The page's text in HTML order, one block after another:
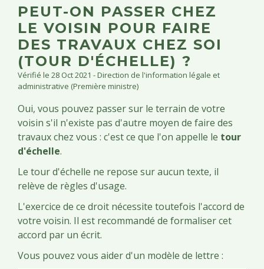
PEUT-ON PASSER CHEZ
LE VOISIN POUR FAIRE
DES TRAVAUX CHEZ SOI
(TOUR D'ÉCHELLE) ?
Vérifié le 28 Oct 2021 - Direction de l'information légale et
administrative (Première ministre)
Oui, vous pouvez passer sur le terrain de votre
voisin s'il n'existe pas d'autre moyen de faire des
travaux chez vous : c'est ce que l'on appelle le tour
d'échelle.
Le tour d'échelle ne repose sur aucun texte, il
relève de règles d'usage.
L'exercice de ce droit nécessite toutefois l'accord de
votre voisin. Il est recommandé de formaliser cet
accord par un écrit.
Vous pouvez vous aider d'un modèle de lettre :